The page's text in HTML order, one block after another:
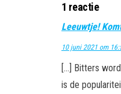
1 reactie
Leeuwtje!
10 juni 2021 om
[…] Bitters
is de